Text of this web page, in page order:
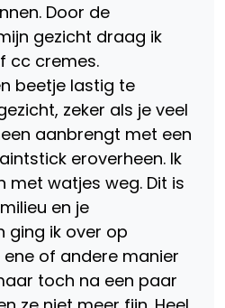
Door de
gezicht draag ik
cc cremes.
beetje lastig te
zeker als je veel
aanbrengt met een
eroverheen. Ik
met watjes weg. Dit is
en je
ging ik over op
of andere manier
toch na een paar